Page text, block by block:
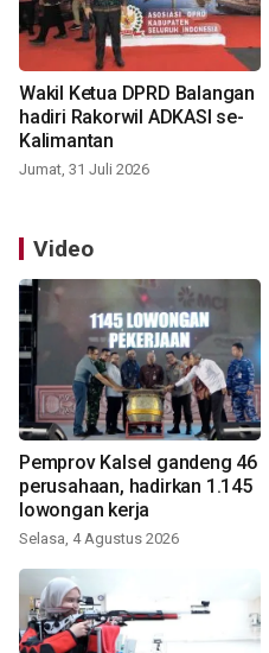
Wakil Ketua DPRD Balangan
hadiri Rakorwil ADKASI se-
Kalimantan
Jumat, 31 Juli 2026
Video
Pemprov Kalsel gandeng 46
perusahaan, hadirkan 1.145
lowongan kerja
Selasa, 4 Agustus 2026